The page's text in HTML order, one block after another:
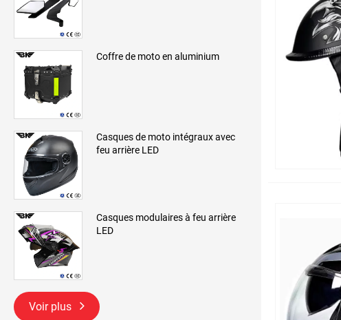
Coffre de moto en aluminium
Casques de moto intégraux avec
feu arrière LED
Casques modulaires à feu arrière
LED
Voir plus